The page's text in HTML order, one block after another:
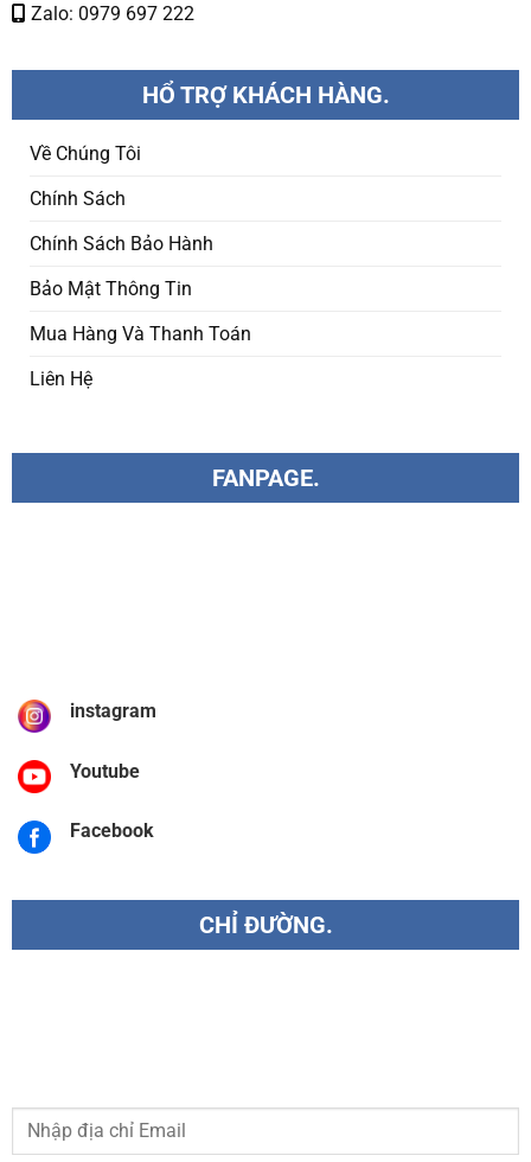
Zalo: 0979 697 222
HỔ TRỢ KHÁCH HÀNG.
Về Chúng Tôi
Chính Sách
Chính Sách Bảo Hành
Bảo Mật Thông Tin
Mua Hàng Và Thanh Toán
Liên Hệ
FANPAGE.
instagram
Youtube
Facebook
CHỈ ĐƯỜNG.